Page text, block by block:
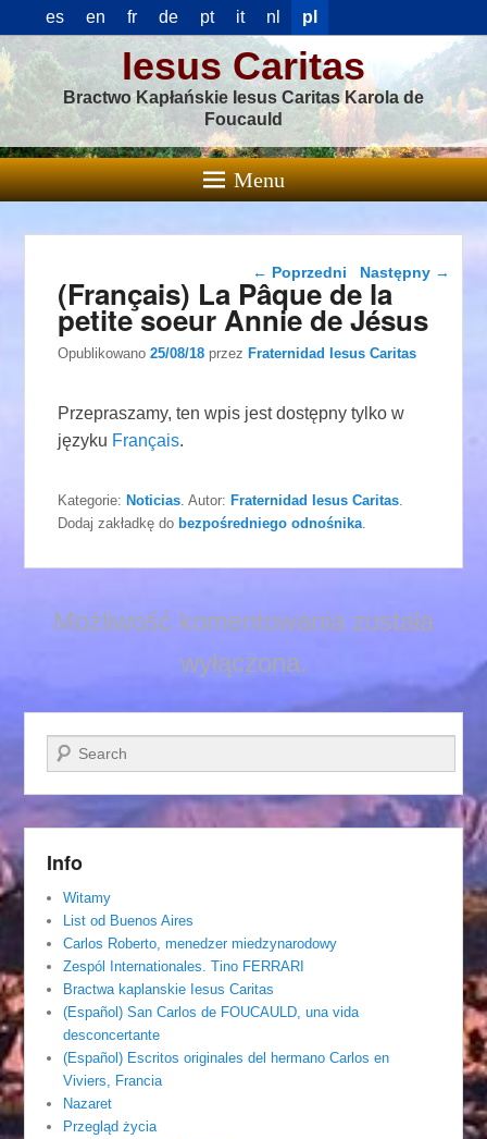
es en fr de pt it nl pl
Iesus Caritas
Bractwo Kapłańskie Iesus Caritas Karola de
Foucauld
Menu
Nawigacja wpisu
← Poprzedni Następny →
(Français) La Pâque de la
petite soeur Annie de Jésus
Opublikowano25/08/18 przezFraternidad Iesus Caritas
Przepraszamy, ten wpis jest dostępny tylko w
języku Français.
Kategorie:Noticias . Autor:Fraternidad Iesus Caritas
Dodaj zakładkę do bezpośredniego odnośnika
Możliwość komentowania została
wyłączona.
Szukaj
Info
Witamy
List od Buenos Aires
Carlos Roberto, menedzer miedzynarodowy
Zespól Internationales. Tino FERRARI
Bractwa kaplanskie Iesus Caritas
(Español) San Carlos de FOUCAULD, una vida
desconcertante
(Español) Escritos originales del hermano Carlos en
Viviers, Francia
Nazaret
Przegląd życia